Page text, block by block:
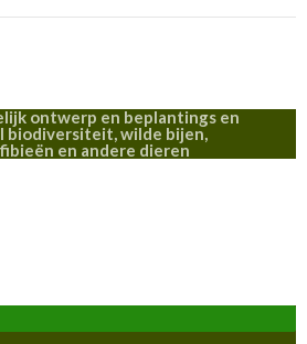
ontwerp en beplantings en
biodiversiteit, wilde bijen,
en andere dieren